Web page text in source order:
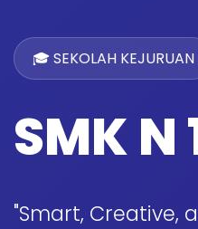
🎓 SEKOLAH KEJURUAN
SMK
"Smart, Creative,